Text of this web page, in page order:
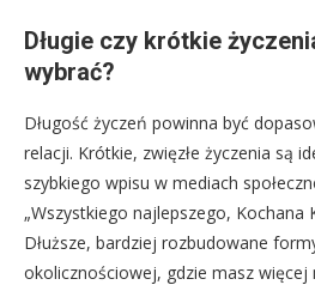
Długie czy krótkie
wybrać?
Długość życzeń powinna być
relacji. Krótkie, zwięzłe życzenia są
szybkiego wpisu w mediach
„Wszystkiego najlepszego, Kochana
Dłuższe, bardziej rozbudowane
okolicznościowej, gdzie masz więcej